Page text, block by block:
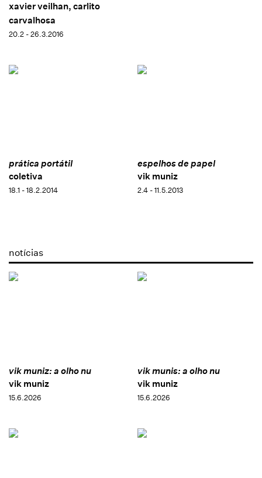
xavier veilhan, carlito
carvalhosa
20.2 - 26.3.2016
prática portátil
coletiva
18.1 - 18.2.2014
espelhos de papel
vik muniz
2.4 - 11.5.2013
notícias
vik muniz: a olho nu
vik muniz
15.6.2026
vik munis: a olho nu
vik muniz
15.6.2026